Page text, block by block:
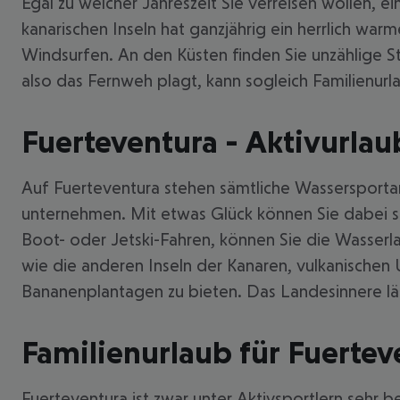
kanarischen Inseln hat ganzjährig ein herrlich
Windsurfen. An den Küsten finden Sie unzählige
also das Fernweh plagt, kann sogleich
Fuerteventura -
Auf Fuerteventura stehen sämtliche
unternehmen. Mit etwas Glück können Sie
Boot- oder Jetski-Fahren, können Sie die
wie die anderen Inseln der Kanaren,
Bananenplantagen zu bieten. Das Landesinnere
Familienurlaub für